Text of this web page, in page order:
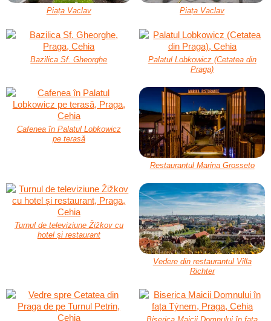
Piața Vaclav Piața Vaclav
Bazilica Sf. Gheorghe
Palatul Lobkowicz (Cetatea din
Praga)
Cafenea în Palatul Lobkowicz
pe terasă
Restaurantul Marina Grosseto
Turnul de televiziune Žižkov cu
hotel și restaurant
Vedere din restaurantul Villa
Richter